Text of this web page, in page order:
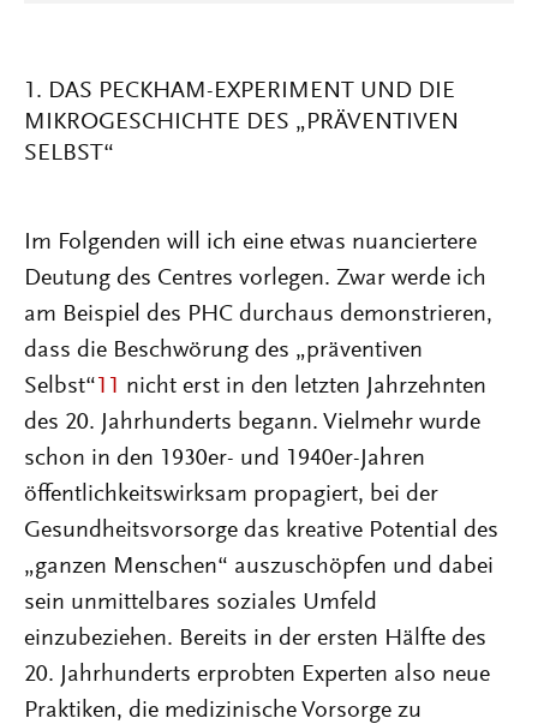
1. DAS PECKHAM-EXPERIMENT UND DIE
MIKROGESCHICHTE DES „PRÄVENTIVEN
SELBST“
Im Folgenden will ich eine etwas nuanciertere
Deutung des Centres vorlegen. Zwar werde ich
am Beispiel des PHC durchaus demonstrieren,
dass die Beschwörung des „präventiven
Selbst“11 nicht erst in den letzten Jahrzehnten
des 20. Jahrhunderts begann. Vielmehr wurde
schon in den 1930er- und 1940er-Jahren
öffentlichkeitswirksam propagiert, bei der
Gesundheitsvorsorge das kreative Potential des
„ganzen Menschen“ auszuschöpfen und dabei
sein unmittelbares soziales Umfeld
einzubeziehen. Bereits in der ersten Hälfte des
20. Jahrhunderts erprobten Experten also neue
Praktiken, die medizinische Vorsorge zu